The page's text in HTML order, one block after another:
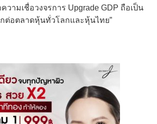
วามเชื่อวงจรการ Upgrade GDP ถือเป็น
กต่อตลาดหุ้นทั่วโลกและหุ้นไทย”